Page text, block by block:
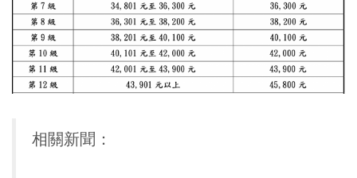
相關新聞：